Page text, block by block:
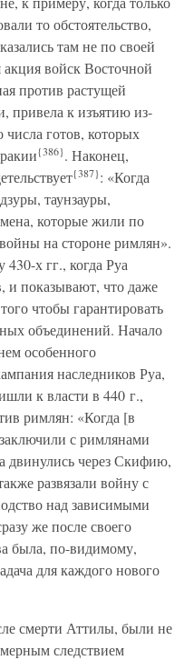
то обстоятельство,
там не по своей
войск Восточной
против растущей
привела к изъятию из-
готов, которых
{386}. Наконец,
{387}: «Когда
таунзауры,
которые жили по
на стороне римлян».
х гг., когда Руа
и показывают, что даже
чтобы гарантировать
объединений. Начало
особенного
наследников Руа,
к власти в 440 г.,
римлян: «Когда [в
с римлянами
двинулись через Скифию,
развязали войну с
над зависимыми
же после своего
была, по-видимому,
для каждого нового
смерти Аттилы, были не
следствием